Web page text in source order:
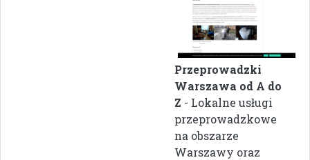
Przeprowadzki
Warszawa od A do
Z - Lokalne usługi
przeprowadzkowe
na obszarze
Warszawy oraz